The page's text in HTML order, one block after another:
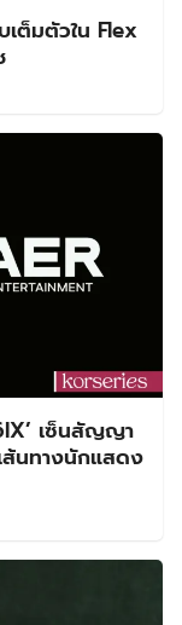
ต็มตัวใน Flex
เซ็นสัญญา
ส้นทางนักแสดง